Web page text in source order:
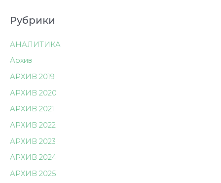
Рубрики
АНАЛИТИКА
Архив
АРХИВ 2019
АРХИВ 2020
АРХИВ 2021
АРХИВ 2022
АРХИВ 2023
АРХИВ 2024
АРХИВ 2025